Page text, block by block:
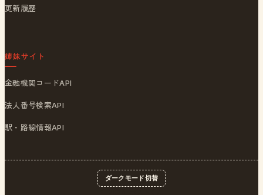
更新履歴
姉妹サイト
金融機関コードAPI
法人番号検索API
駅・路線情報API
ダークモード切替